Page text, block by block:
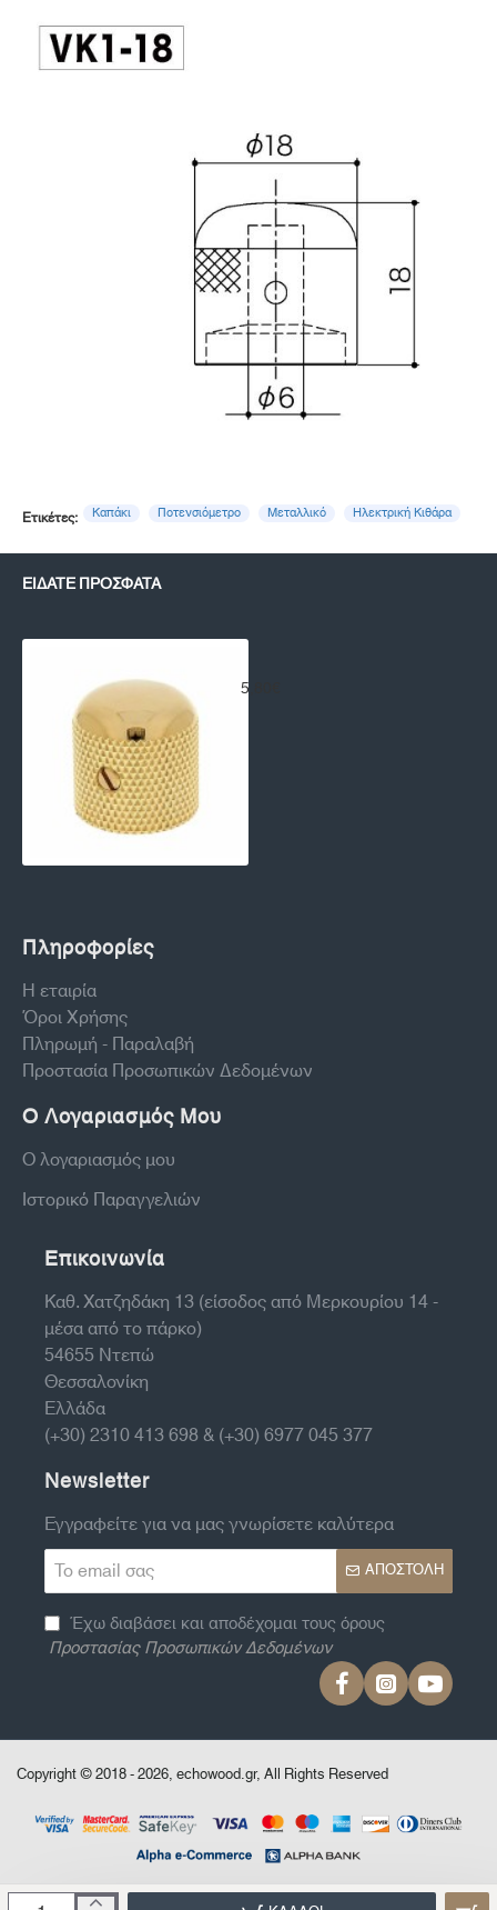
Ετικέτες: Καπάκι Ποτενσιόμετρο Μεταλλικό Ηλεκτρική Κιθάρα
ΕΊΔΑΤΕ ΠΡΌΣΦΑΤΑ
5,80€
Πληροφορίες
Η εταιρία
Όροι Χρήσης
Πληρωμή - Παραλαβή
Προστασία Προσωπικών Δεδομένων
Ο Λογαριασμός Μου
Ο λογαριασμός μου
Ιστορικό Παραγγελιών
Επικοινωνία
Καθ. Χατζηδάκη 13 (είσοδος από Μερκουρίου 14 -
μέσα από το πάρκο)
54655 Ντεπώ
Θεσσαλονίκη
Ελλάδα
(+30) 2310 413 698 & (+30) 6977 045 377
Newsletter
Εγγραφείτε για να μας γνωρίσετε καλύτερα
Το
email
σας
ΑΠΟΣΤΟΛΉ
Έχω διαβάσει και αποδέχομαι τους όρους
Προστασίας Προσωπικών Δεδομένων
Copyright © 2018 - 2026, echowood.gr, All Rights Reserved